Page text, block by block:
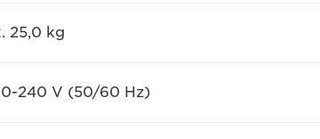
25,0 kg
240 V (50/60 Hz)